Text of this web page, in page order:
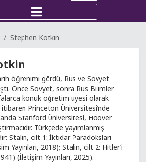
Stephen Kotkin
öğrenimi gördü, Rus ve Sovyet
Önce Sovyet, sonra Rus Bilimler
konuk öğretim üyesi olarak
itibaren Princeton Üniversitesi’nde
Stanford Üniversitesi, Hoover
Türkçede yayımlanmış
Stalin, cilt 1: İktidar Paradoksları
Yayınları, 2018); Stalin, cilt 2: Hitler’i
(İletişim Yayınları, 2025).